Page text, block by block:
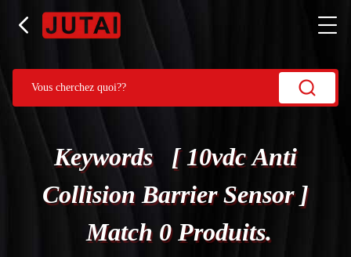
Keywords [ 10vdc Anti
Collision Barrier Sensor ]
Match 0 Produits.